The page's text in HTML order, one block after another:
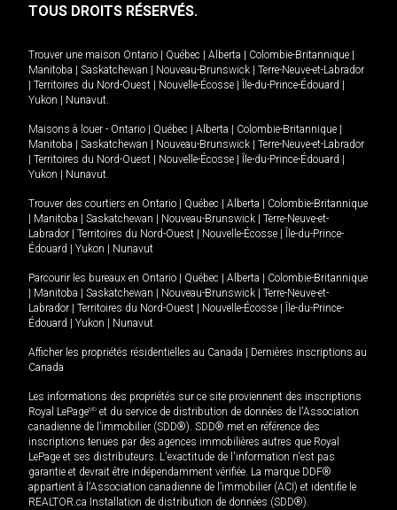
TOUS DROITS RÉSERVÉS.
Trouver une maison Ontario Québec Alberta Colombie-Britannique
Manitoba
Saskatchewan Nouveau-Brunswick
Terre-Neuve-et-Labrador
Territoires du Nord-Ouest Nouvelle-Écosse Île-du-Prince-Édouard
Yukon
Nunavut.
Maisons à louer - Ontario Québec Alberta Colombie-Britannique
Manitoba
Saskatchewan Nouveau-Brunswick
Terre-Neuve-et-Labrador
Territoires du Nord-Ouest Nouvelle-Écosse Île-du-Prince-Édouard
Yukon
Nunavut.
Trouver des courtiers en Ontario Québec Alberta
Colombie-Britannique
Manitoba Saskatchewan Nouveau-Brunswick
Terre-Neuve-et-
Labrador
Territoires du Nord-Ouest Nouvelle-Écosse
Île-du-Prince-
Édouard
Yukon Nunavut
Parcourir les bureaux en Ontario Québec Alberta
Colombie-Britannique
Manitoba Saskatchewan Nouveau-Brunswick
Terre-Neuve-et-
Labrador
Territoires du Nord-Ouest Nouvelle-Écosse
Île-du-Prince-
Édouard
Yukon Nunavut
Afficher les propriétés résidentielles au Canada
Dernières inscriptions au
Canada
Les informations des propriétés sur ce site proviennent des inscriptions
Royal LePageMD et du service de distribution de données de l'Association
canadienne de l’immobilier (SDD®). SDD® met en référence des
inscriptions tenues par des agences immobilières autres que Royal
LePage et ses distributeurs. L'exactitude de l'information n'est pas
garantie et devrait être indépendamment vérifiée. La marque DDF®
appartient à l'Association canadienne de l’immobilier (ACI) et identifie le
REALTOR.ca Installation de distribution de données (SDD®).